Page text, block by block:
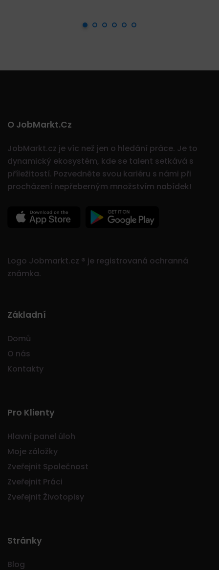
O JobMarkt.cz
JobMarkt.cz je víc než jen o hledání práce. Je to
dynamický ekosystém, kde se talent setkává s
příležitostí. Pozvedněte svou kariéru s námi při
procházení nepřeberným množstvím nabídek!
Logo Jobmarkt.cz ® je registrovaná ochranná
známka.
Základní
Domů
O nás
Kontakty
Pro Klienty
Hlavní panel úloh
Moje záložky
Zveřejnit Společnost
Zveřejnit Práci
Zveřejnit Životopisy
Stránky
Blog